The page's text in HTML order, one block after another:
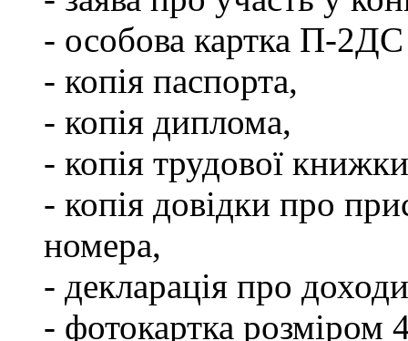
- особова картка П-
- копія паспорта,
- копія диплома,
- копія трудової
- копія довідки про
номера,
- декларація про
- фотокартка розміром